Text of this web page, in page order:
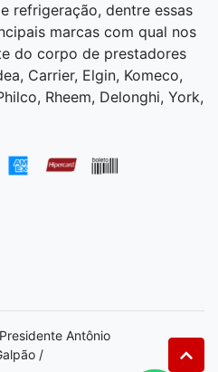
refrigeração, dentre essas
marcas com qual nos
do corpo de prestadores
Carrier, Elgin, Komeco,
Rheem, Delonghi, York,
Antônio
/